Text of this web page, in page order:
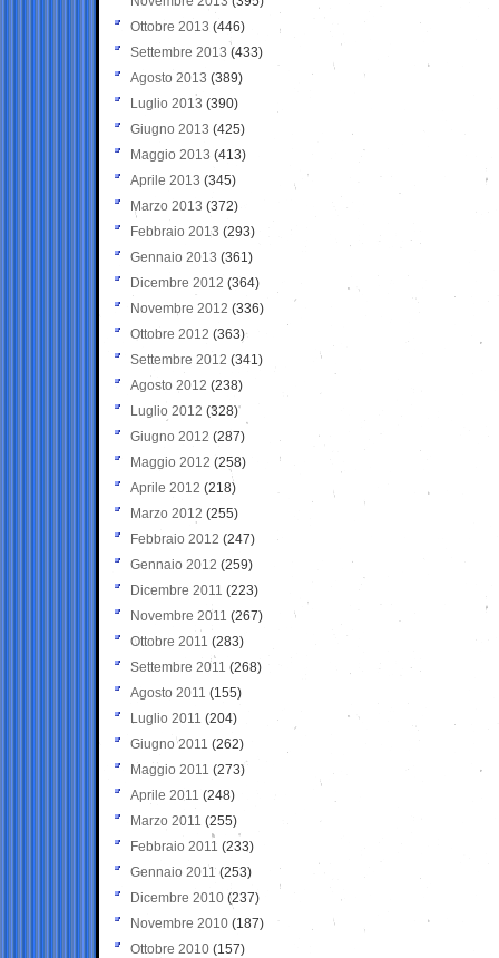
Ottobre 2013 (446)
Settembre 2013 (433)
Agosto 2013 (389)
Luglio 2013 (390)
Giugno 2013 (425)
Maggio 2013 (413)
Aprile 2013 (345)
Marzo 2013 (372)
Febbraio 2013 (293)
Gennaio 2013 (361)
Dicembre 2012 (364)
Novembre 2012 (336)
Ottobre 2012 (363)
Settembre 2012 (341)
Agosto 2012 (238)
Luglio 2012 (328)
Giugno 2012 (287)
Maggio 2012 (258)
Aprile 2012 (218)
Marzo 2012 (255)
Febbraio 2012 (247)
Gennaio 2012 (259)
Dicembre 2011 (223)
Novembre 2011 (267)
Ottobre 2011 (283)
Settembre 2011 (268)
Agosto 2011 (155)
Luglio 2011 (204)
Giugno 2011 (262)
Maggio 2011 (273)
Aprile 2011 (248)
Marzo 2011 (255)
Febbraio 2011 (233)
Gennaio 2011 (253)
Dicembre 2010 (237)
Novembre 2010 (187)
Ottobre 2010 (157)